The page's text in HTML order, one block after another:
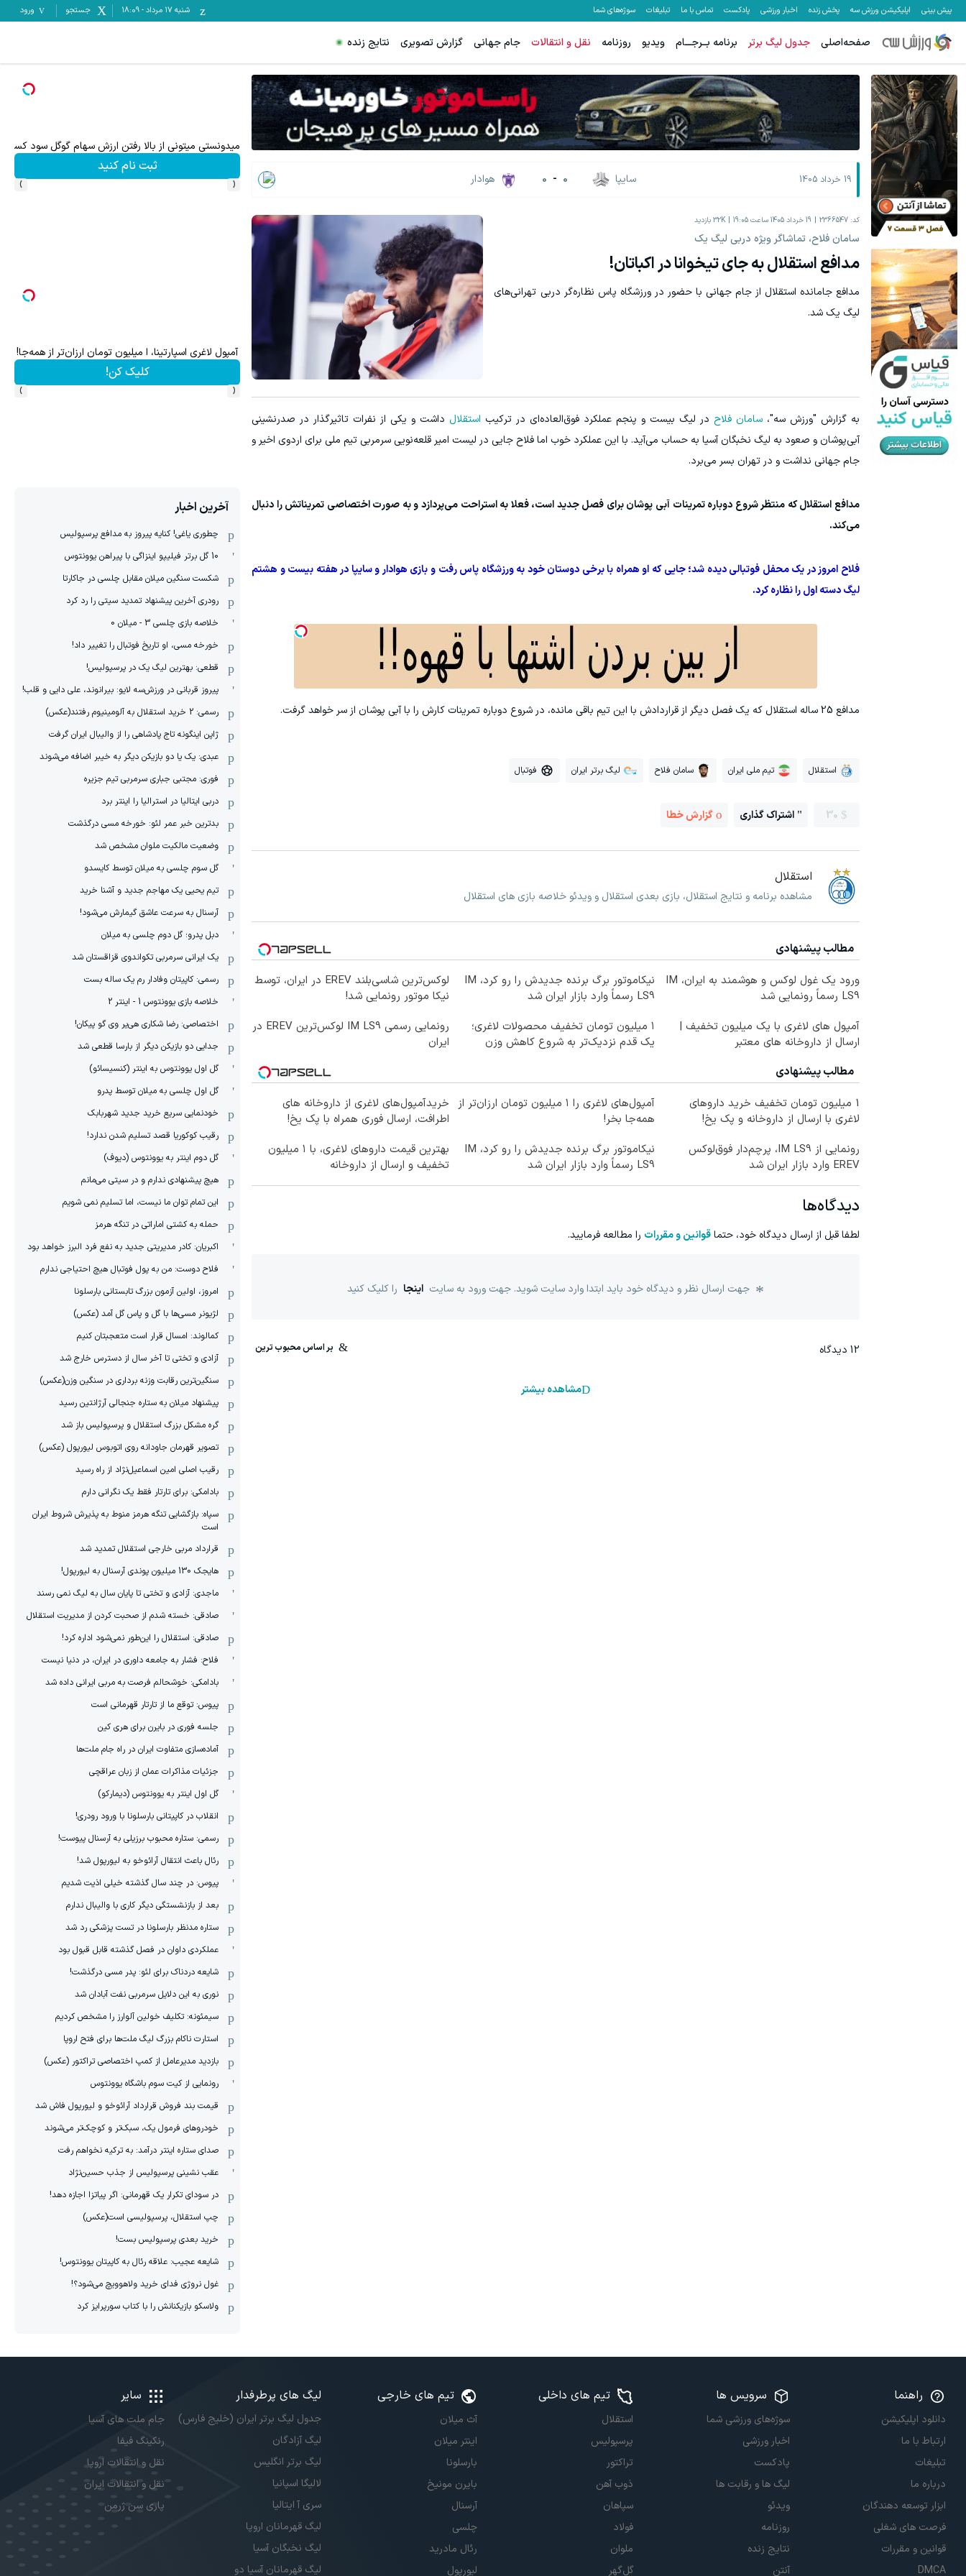
پیش بینی اپلیکیشن ورزش سه پخش زنده اخبار ورزشی پادکست تماس با ما تبلیغات سوژه‌های شما شنبه ۱۷ مرداد -
18:09 جستجو ورود
صفحه‌اصلی جدول لیگ برتر برنامه بــرجـــام ویدیو روزنامه نقل و انتقالات جام جهانی گزارش تصویری نتایج زنده
19 خرداد 1405 سایپا 0
-
0 هوادار
کد: 2366547 19 خرداد 1405 ساعت 19:05 32K بازدید
سامان فلاح، تماشاگر ویژه دربی لیگ یک
مدافع استقلال به جای تیخوانا در اکباتان!
مدافع جامانده استقلال از جام جهانی با حضور در ورزشگاه پاس نظاره‌گر دربی تهرانی‌های
لیگ یک شد.
به گزارش "ورزش سه"، سامان فلاح در لیگ بیست و پنجم عملکرد فوق‌العاده‌ای در ترکیب استقلال داشت و یکی از نفرات تاثیرگذار در صدرنشینی
آبی‌پوشان و صعود به لیگ نخبگان آسیا به حساب می‌آید. با این عملکرد خوب اما فلاح جایی در لیست امیر قلعه‌نویی سرمربی تیم ملی برای اردوی اخیر و
جام جهانی نداشت و در تهران بسر می‌برد.
مدافع استقلال که منتظر شروع دوباره تمرینات آبی پوشان برای فصل جدید است، فعلا به استراحت می‌پردازد و به صورت اختصاصی تمریناتش را دنبال
می‌کند.
فلاح امروز در یک محفل فوتبالی دیده شد؛ جایی که او همراه با برخی دوستان خود به ورزشگاه پاس رفت و بازی هوادار و سایپا در هفته بیست و هشتم
لیگ دسته اول را نظاره کرد.
مدافع 25 ساله استقلال که یک فصل دیگر از قراردادش با این تیم باقی مانده، در شروع دوباره تمرینات کارش را با آبی پوشان از سر خواهد گرفت.
استقلال تیم ملی ایران سامان فلاح لیگ برتر ایران فوتبال
30 اشتراک گذاری گزارش خطا
استقلال
مشاهده برنامه و نتایج استقلال، بازی بعدی استقلال و ویدئو خلاصه بازی های استقلال
مطالب پیشنهادی
ورود یک غول لوکس و هوشمند به ایران، IM
LS9 رسماً رونمایی شد
نیکاموتور برگ برنده جدیدش را رو کرد، IM
LS9 رسماً وارد بازار ایران شد
لوکس‌ترین شاسی‌بلند EREV در ایران، توسط
نیکا موتور رونمایی شد!
آمپول های لاغری با یک میلیون تخفیف |
ارسال از داروخانه های معتبر
۱ میلیون تومان تخفیف محصولات لاغری؛
یک قدم نزدیک‌تر به شروع کاهش وزن
رونمایی رسمی IM LS9 لوکس‌ترین EREV در
ایران
مطالب پیشنهادی
1 میلیون تومان تخفیف خرید داروهای
لاغری با ارسال از داروخانه و پک یخ!
آمپول‌های لاغری را ۱ میلیون تومان ارزان‌تر از
همه‌جا بخر!
خریدآمپول‌های لاغری از داروخانه های
اطرافت، ارسال فوری همراه با پک یخ!
رونمایی از IM LS9، پرچم‌دار فوق‌لوکس
EREV وارد بازار ایران شد
نیکاموتور برگ برنده جدیدش را رو کرد، IM
LS9 رسماً وارد بازار ایران شد
بهترین قیمت داروهای لاغری، با ۱ میلیون
تخفیف و ارسال از داروخانه‌
دیدگاه‌ها
لطفا قبل از ارسال دیدگاه خود، حتماقوانین و مقررات را مطالعه فرمایید.
جهت ارسال نظر و دیدگاه خود باید ابتدا وارد سایت شوید. جهت ورود به سایت اینجا را کلیک کنید
12 دیدگاه
مشاهده بیشتر
میدونستی میتونی از بالا رفتن ارزش سهام گوگل سود کسب
ثبت نام کنید
‹
›
آمپول لاغری اسپارتینا، ا میلیون تومان ارزان‌تر از همه‌جا!
کلیک کن!
‹
›
آخرین اخبار
چطوری یاغی! کنایه پیروز به مدافع پرسپولیس
10 گل برتر فیلیپو اینزاگی با پیراهن یوونتوس
شکست سنگین میلان مقابل چلسی در جاکارتا
رودری آخرین پیشنهاد تمدید سیتی را رد کرد
خلاصه بازی چلسی 3 - میلان 0
خورخه مسی، او تاریخ فوتبال را تغییر داد!
قطعی: بهترین لیگ یک در پرسپولیس!
پیروز قربانی در ورزش‌سه لایو: بیرانوند، علی دایی و قلب!
رسمی: 2 خرید استقلال به آلومینیوم رفتند(عکس)
ژاپن اینگونه تاج پادشاهی را از والیبال ایران گرفت
عبدی: یک یا دو بازیکن دیگر به خیبر اضافه می‌شوند
فوری: مجتبی جباری سرمربی تیم جزیره
دربی ایتالیا در استرالیا را اینتر برد
بدترین خبر عمر لئو: خورخه مسی درگذشت
وضعیت مالکیت ملوان مشخص شد
گل سوم چلسی به میلان توسط کایسدو
تیم یحیی یک مهاجم جدید و آشنا خرید
آرسنال به سرعت عاشق گیمارش می‌شود!
دبل پدرو؛ گل دوم چلسی به میلان
یک ایرانی سرمربی تکواندوی قزاقستان شد
رسمی: کاپیتان وفادار رم یک ساله بست
خلاصه بازی یوونتوس 1 - اینتر 2
اختصاصی: رضا شکاری هی‌یر وی‌ گو پیکان!
جدایی دو بازیکن دیگر از بارسا قطعی شد
گل اول یوونتوس به اینتر (کنسیسائو)
گل اول چلسی به میلان توسط پدرو
خودنمایی سریع خرید جدید شهربابک
رقیب کوکوریا قصد تسلیم شدن ندارد!
گل دوم اینتر به یوونتوس (دیوف)
هیچ پیشنهادی ندارم و در سیتی می‌مانم
این تمام توان ما نیست، اما تسلیم نمی شویم
حمله به کشتی اماراتی در تنگه هرمز
اکبریان: کادر مدیریتی جدید به نفع فرد البرز خواهد بود
فلاح دوست: من به پول فوتبال هیچ احتیاجی ندارم
امروز، اولین آزمون بزرگ تابستانی بارسلونا
لژیونر مسی‌ها با گل و پاس گل آمد (عکس)
کمالوند: امسال قرار است متعجبتان کنیم
آزادی و تختی تا آخر سال از دسترس خارج شد
سنگین‌ترین رقابت وزنه برداری در سنگین وزن(عکس)
پیشنهاد میلان به ستاره جنجالی آرژانتین رسید
گره مشکل بزرگ استقلال و پرسپولیس باز شد
تصویر قهرمان جاودانه روی اتوبوس لیورپول (عکس)
رقیب اصلی امین اسماعیل‌نژاد از راه رسید
بادامکی: برای تارتار فقط یک نگرانی دارم
سپاه: بازگشایی تنگه هرمز منوط به پذیرش شروط ایران
است
قرارداد مربی خارجی استقلال تمدید شد
هایجک 130 میلیون پوندی آرسنال به لیورپول!
ماجدی: آزادی و تختی تا پایان سال به لیگ نمی رسند
صادقی: خسته شدم از صحبت کردن از مدیریت استقلال
صادقی: استقلال را این‌طور نمی‌شود اداره کرد!
فلاح: فشار به جامعه داوری در ایران، در دنیا نیست
بادامکی: خوشحالم فرصت به مربی ایرانی داده شد
پیوس: توقع ما از تارتار قهرمانی است
جلسه فوری در بایرن برای هری کین
آماده‌سازی متفاوت ایران در راه جام ملت‌ها
جزئیات مذاکرات عمان از زبان عراقچی
گل اول اینتر به یوونتوس (دیمارکو)
انقلاب در کاپیتانی بارسلونا با ورود رودری!
رسمی: ستاره محبوب برزیلی به آرسنال پیوست!
رئال باعث انتقال آرائوخو به لیورپول شد!
پیوس: در چند سال گذشته خیلی اذیت شدیم
بعد از بازنشستگی دیگر کاری با والیبال ندارم
ستاره مدنظر بارسلونا در تست پزشکی رد شد
عملکردی داوان در فصل گذشته قابل قبول بود
شایعه دردناک برای لئو: پدر مسی درگذشت!
نوری به این دلایل سرمربی نفت آبادان شد
سیمئونه: تکلیف خولین آلوارز را مشخص کردیم
استارت ناکام بزرگ لیگ ملت‌ها برای فتح اروپا
بازدید مدیرعامل از کمپ اختصاصی تراکتور (عکس)
رونمایی از کیت سوم باشگاه یوونتوس
قیمت بند فروش قرارداد آرائوخو و لیورپول فاش شد
خودروهای فرمول یک، سبک‌تر و کوچک‌تر می‌شوند
صدای ستاره اینتر درآمد: به ترکیه نخواهم رفت
عقب نشینی پرسپولیس از جذب حسین‌نژاد
در سودای تکرار یک قهرمانی: اگر پیاتزا اجازه دهد!
چپ استقلال، پرسپولیسی است(عکس)
خرید بعدی پرسپولیس بست!
شایعه عجیب: علاقه رئال به کاپیتان یوونتوس!
غول نروژی فدای خرید ولاهوویچ می‌شود؟!
ولاسکو بازیکنانش را با کتاب سورپرایز کرد
راهنما
دانلود اپلیکیشن
ارتباط با ما
تبلیغات
درباره ما
ابزار توسعه دهندگان
فرصت های شغلی
قوانین و مقررات
DMCA
سرویس ها
سوژه‌های ورزشی شما
اخبار ورزشی
پادکست
لیگ ها و رقابت ها
ویدئو
روزنامه
نتایج زنده
آنتن
تیم های داخلی
استقلال
پرسپولیس
تراکتور
ذوب آهن
سپاهان
فولاد
ملوان
گل‌گهر
تیم های خارجی
آث میلان
اینتر میلان
بارسلونا
بایرن مونیخ
آرسنال
چلسی
رئال مادرید
لیورپول
لیگ های پرطرفدار
جدول لیگ برتر ایران (خلیج فارس)
لیگ آزادگان
لیگ برتر انگلیس
لالیگا اسپانیا
سری آ ایتالیا
لیگ قهرمانان اروپا
لیگ نخبگان آسیا
لیگ قهرمانان آسیا دو
سایر
جام ملت های آسیا
رنکینگ فیفا
نقل و انتقالات اروپا
نقل و انتقالات ایران
پاری سن ژرمن